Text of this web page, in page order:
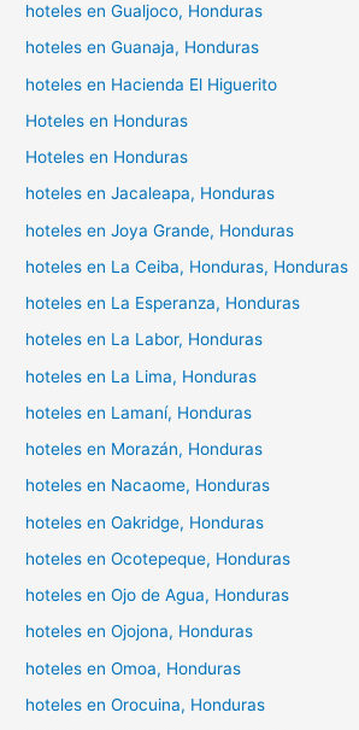
hoteles en Gualjoco, Honduras
hoteles en Guanaja, Honduras
hoteles en Hacienda El Higuerito
Hoteles en Honduras
Hoteles en Honduras
hoteles en Jacaleapa, Honduras
hoteles en Joya Grande, Honduras
hoteles en La Ceiba, Honduras, Honduras
hoteles en La Esperanza, Honduras
hoteles en La Labor, Honduras
hoteles en La Lima, Honduras
hoteles en Lamaní, Honduras
hoteles en Morazán, Honduras
hoteles en Nacaome, Honduras
hoteles en Oakridge, Honduras
hoteles en Ocotepeque, Honduras
hoteles en Ojo de Agua, Honduras
hoteles en Ojojona, Honduras
hoteles en Omoa, Honduras
hoteles en Orocuina, Honduras